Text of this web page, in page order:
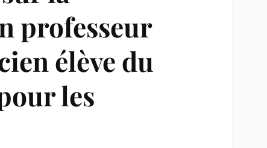
professeur
élève du
les